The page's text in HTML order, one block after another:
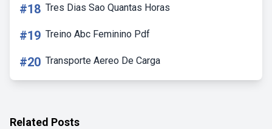
#18 Tres Dias Sao Quantas Horas
#19 Treino Abc Feminino Pdf
#20 Transporte Aereo De Carga
Related Posts